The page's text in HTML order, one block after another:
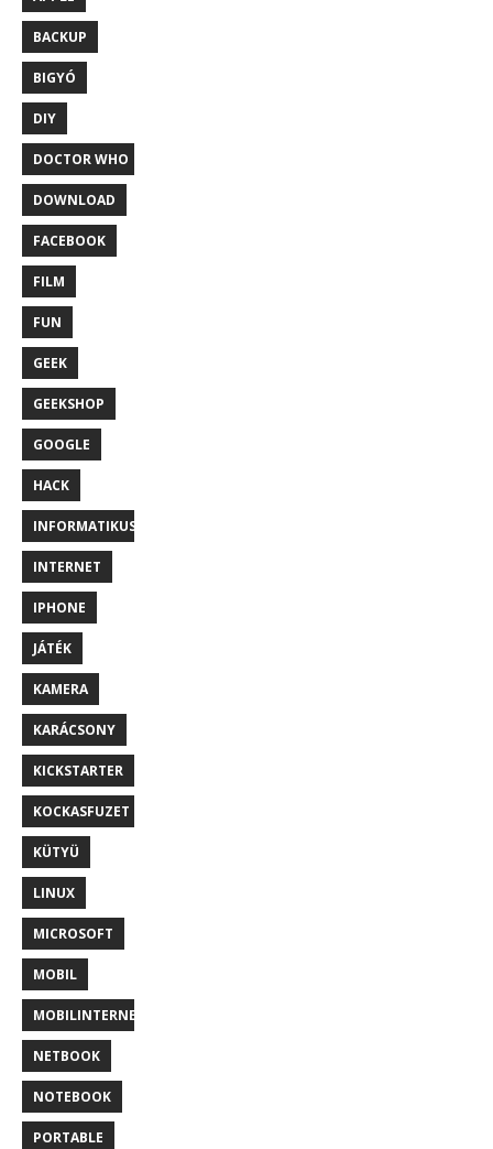
BACKUP
BIGYÓ
DIY
DOCTOR WHO
DOWNLOAD
FACEBOOK
FILM
FUN
GEEK
GEEKSHOP
GOOGLE
HACK
INFORMATIKUS
INTERNET
IPHONE
JÁTÉK
KAMERA
KARÁCSONY
KICKSTARTER
KOCKASFUZET
KÜTYÜ
LINUX
MICROSOFT
MOBIL
MOBILINTERNET
NETBOOK
NOTEBOOK
PORTABLE